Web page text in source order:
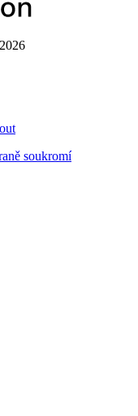
soukromí